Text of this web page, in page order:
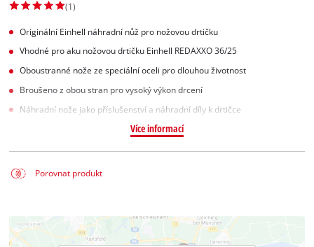
(1)
Originální Einhell náhradní nůž pro nožovou drtičku
Vhodné pro aku nožovou drtičku Einhell REDAXXO 36/25
Oboustranné nože ze speciální oceli pro dlouhou životnost
Broušeno z obou stran pro vysoký výkon drcení
Náhradní nože jako příslušenství a náhradní díly k drtičce
Více informací
Porovnat produkt